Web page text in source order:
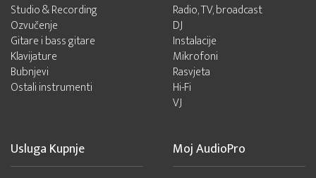
Studio & Recording
Ozvučenje
Gitare i bass gitare
Klavijature
Bubnjevi
Ostali instrumenti
Radio, TV, broadcast
DJ
Instalacije
Mikrofoni
Rasvjeta
Hi-Fi
VJ
Usluga Kupnje Moj AudioPro